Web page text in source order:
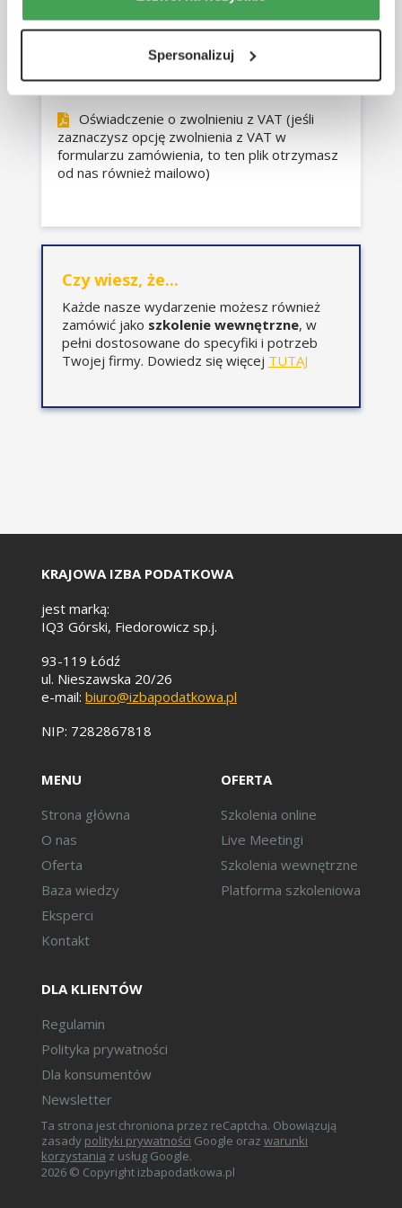
Spersonalizuj
świadczeniem usług?
skróty (praktyczna
rzeczywistość transakcji
Eksport i import towarów –
jakie zasady.
Stawki podatku i od czego
Wymagalność VAT i podstawa
opodatkowania:
Terminy powstania obowiązku
podatkowego w VAT.
wymagalności,
Czynności kompleksowe i
Na jakich zasadach powiązać
zakupy ze sprzedażą
Dokumenty potrzebne do
W jakim czasie mogę odliczyć
odliczyć podatku naliczonego?
Co to jest odliczanie
Czy każdy dokument może być
fakturą?
jaki ma wpływ na prawidłowe
rozliczenia VAT?
Korekty faktur, duplikaty,
Dokumenty do pobrania, które mogą Ci się
przydać.
Oświadczenie o zwolnieniu z VAT (jeśli
zaznaczysz opcję zwolnienia z VAT w
formularzu zamówienia, to ten plik otrzymasz
od nas również mailowo)
Czy wiesz, że...
Każde nasze wydarzenie możesz również
zamówić jako szkolenie wewnętrzne, w
pełni dostosowane do specyfiki i potrzeb
Twojej firmy. Dowiedz się więcej TUTAJ
KRAJOWA IZBA PODATKOWA
jest marką:
IQ3 Górski, Fiedorowicz sp.j.
93-119 Łódź
ul. Nieszawska 20/26
e-mail: biuro@izbapodatkowa.pl
NIP: 7282867818
MENU
Strona główna
O nas
Oferta
Baza wiedzy
Eksperci
Kontakt
OFERTA
Szkolenia online
Live Meetingi
Szkolenia wewnętrzne
Platforma szkoleniowa
DLA KLIENTÓW
Regulamin
Polityka prywatności
Dla konsumentów
Newsletter
Ta strona jest chroniona przez reCaptcha. Obowiązują
zasady polityki prywatności Google oraz warunki
korzystania z usług Google.
2026 © Copyright izbapodatkowa.pl